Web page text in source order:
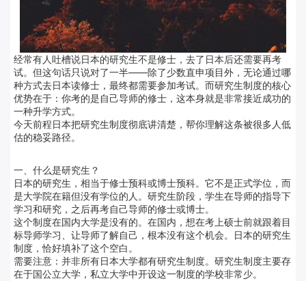
经常有人吐槽说日本的研究生不是修士，去了日本后还需要再考
试。但这句话只说对了一半——除了少数直申项目外，无论通过哪
种方式去日本读修士，最终都需要参加考试。而研究生制度的核心
优势在于：你考的是自己导师的修士，这本身就是非常接近成功的
一种升学方式。
今天前程日本把研究生制度彻底讲清楚，帮你理解这条被很多人低
估的稳妥路径。
一、什么是研究生？
日本的研究生，相当于修士预科或博士预科。它不是正式学位，而
是大学院在籍但没有学位的人。研究生阶段，学生在导师的指导下
学习和研究，之后再考自己导师的修士或博士。
这个制度在国内大学是没有的。在国内，想在考上硕士前就跟着目
标导师学习、让导师了解自己，根本没有这个机会。日本的研究生
制度，恰好填补了这个空白。
需要注意：并非所有日本大学都有研究生制度。研究生制度主要存
在于国公立大学，私立大学中开设这一制度的学校非常少。